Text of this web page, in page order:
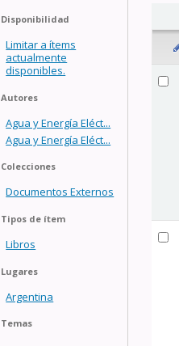
Disponibilidad
Limitar a ítems
actualmente
disponibles.
Autores
Agua y Energía Eléct...
Agua y Energía Eléct...
Colecciones
Documentos Externos
Tipos de ítem
Libros
Lugares
Argentina
Temas